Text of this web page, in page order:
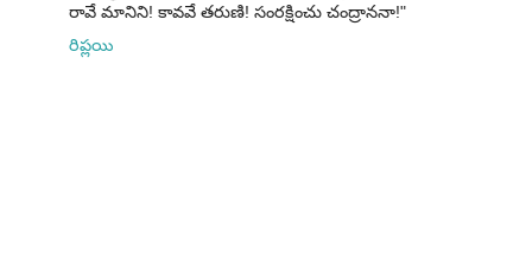
రావే మానిని! కావవే తరుణి! సంరక్షించు చంద్రాననా!"
రిప్లయి